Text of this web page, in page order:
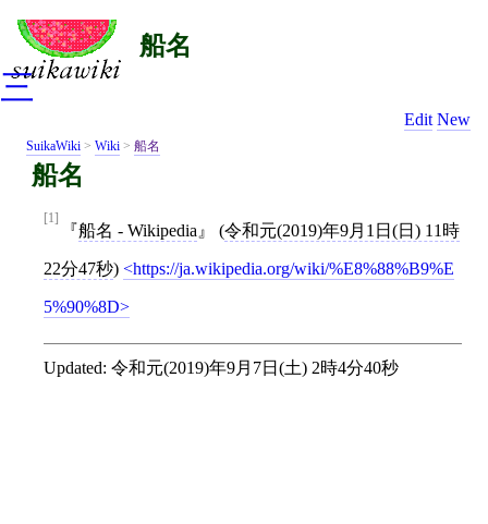
船名
Edit New
SuikaWiki > Wiki > 船名
船名
[1]
船名 - Wikipedia (令和元(2019)年9月1日(日) 11時
22分47秒) https://ja.wikipedia.org/wiki/%E8%88%B9%E
5%90%8D
Updated: 令和元(2019)年9月7日(土) 2時4分40秒
三